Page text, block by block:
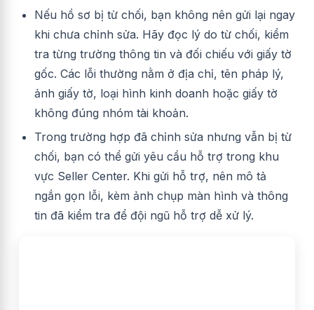
Nếu hồ sơ bị từ chối, bạn không nên gửi lại ngay
khi chưa chỉnh sửa. Hãy đọc lý do từ chối, kiểm
tra từng trường thông tin và đối chiếu với giấy tờ
gốc. Các lỗi thường nằm ở địa chỉ, tên pháp lý,
ảnh giấy tờ, loại hình kinh doanh hoặc giấy tờ
không đúng nhóm tài khoản.
Trong trường hợp đã chỉnh sửa nhưng vẫn bị từ
chối, bạn có thể gửi yêu cầu hỗ trợ trong khu
vực Seller Center. Khi gửi hỗ trợ, nên mô tả
ngắn gọn lỗi, kèm ảnh chụp màn hình và thông
tin đã kiểm tra để đội ngũ hỗ trợ dễ xử lý.